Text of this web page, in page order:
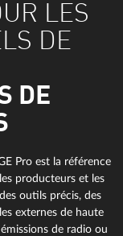
LES
DE
DE
Pro est la référence
producteurs et les
outils précis, des
externes de haute
de radio ou